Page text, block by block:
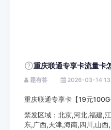
重庆联通专享卡流量卡
题有答 2026-03-14
重庆联通专享卡【19元
禁发区域：北京,河北,福建,
东,广西,天津,海南,四川,山